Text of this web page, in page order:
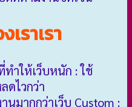
ราเรา
ทำให้เว็บหนัก : ใช้
ดไวกว่า
นมากกว่าเว็บ Custom :